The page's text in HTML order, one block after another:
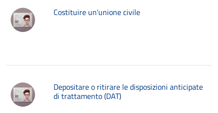
Costituire un'unione civile
Depositare o ritirare le disposizioni anticipate
di trattamento (DAT)